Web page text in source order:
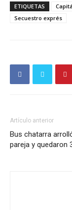
ETIQUETAS
Secuestro exprés
Artículo anterior
Bus chatarra
pareja y quedaron